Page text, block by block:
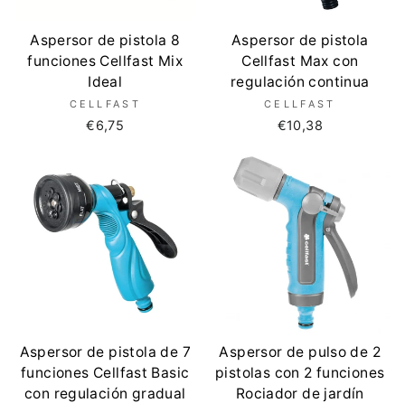
Aspersor de pistola 8
funciones Cellfast Mix
Ideal
CELLFAST
€6,75
Aspersor de pistola
Cellfast Max con
regulación continua
CELLFAST
€10,38
Aspersor de pistola de 7
funciones Cellfast Basic
con regulación gradual
Aspersor de pulso de 2
pistolas con 2 funciones
Rociador de jardín